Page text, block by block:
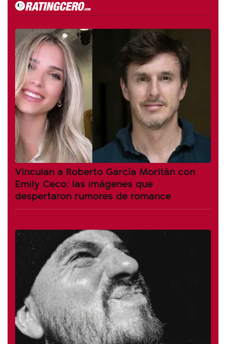
Vinculan a Roberto García Moritán con
Emily Ceco: las imágenes que
despertaron rumores de romance